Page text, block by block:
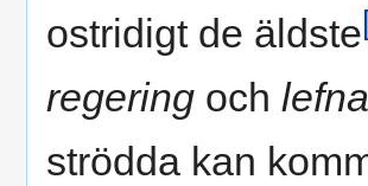
ostridigt de äldste
regering och
strödda kan